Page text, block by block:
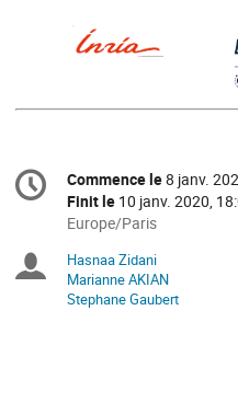
Information
de
conférence
Date/Heure
Commence le8 janv.
Finit le 10 janv. 2020,
Toutes
horaires
sont
en
Europe/Paris
Présidents
de
Hasnaa Zidani
Marianne AKIAN
Stephane Gaubert